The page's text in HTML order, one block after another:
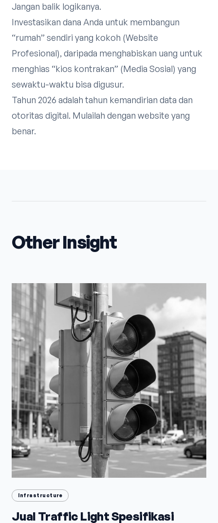
Jangan balik logikanya.
Investasikan dana Anda untuk membangun
“rumah” sendiri yang kokoh (Website
Profesional), daripada menghabiskan uang untuk
menghias “kios kontrakan” (Media Sosial) yang
sewaktu-waktu bisa digusur.
Tahun 2026 adalah tahun kemandirian data dan
otoritas digital. Mulailah dengan website yang
benar.
Other Insight
Infrastructure
Jual Traffic Light Spesifikasi